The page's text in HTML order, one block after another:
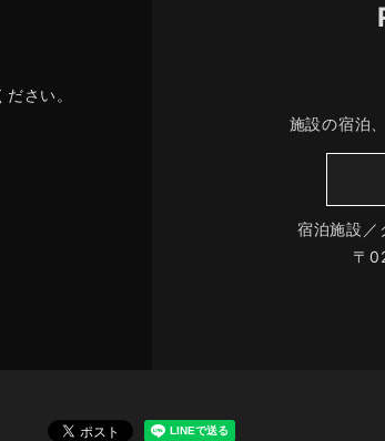
さい。
施設の宿泊
宿泊施設／
〒